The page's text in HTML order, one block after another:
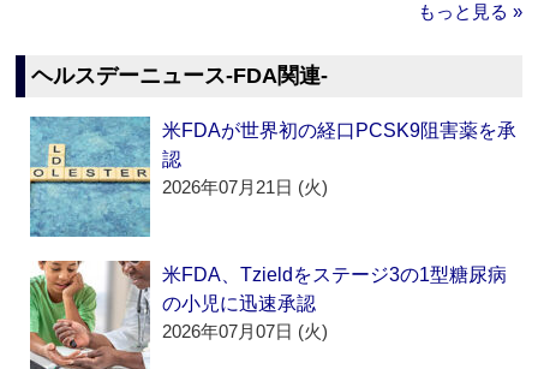
もっと見る »
ヘルスデーニュース‐FDA関連‐
米FDAが世界初の経口PCSK9阻害薬を承
認
2026年07月21日 (火)
米FDA、Tzieldをステージ3の1型糖尿病
の小児に迅速承認
2026年07月07日 (火)